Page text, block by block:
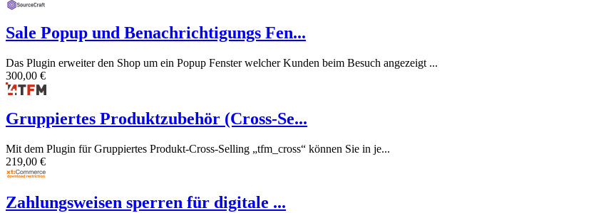
Sale Popup und Benachrichtigungs Fen...
Das Plugin erweiter den Shop um ein Popup Fenster welcher Kunden beim Besuch angezeigt ...
300,00 €
Gruppiertes Produktzubehör (Cross-Se...
Mit dem Plugin für Gruppiertes Produkt-Cross-Selling „tfm_cross“ können Sie in je...
219,00 €
Zahlungsweisen sperren für digitale ...